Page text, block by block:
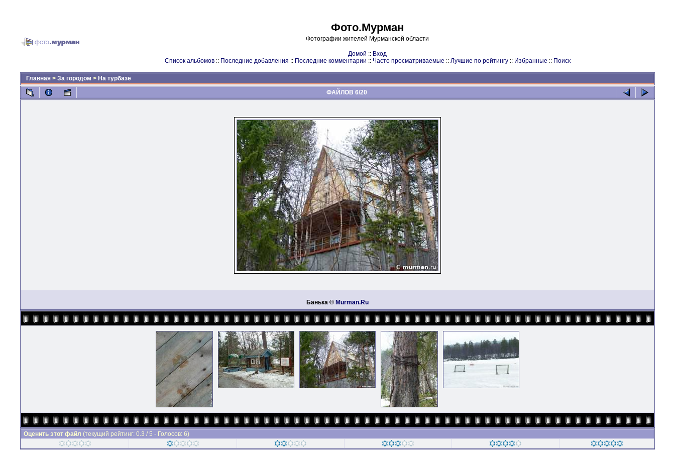
Фото.Мурман
Фотографии жителей Мурманской области
Домой :: Вход
Список альбомов:: Последние добавления :: Последние комментарии :: Часто просматриваемые :: Лучшие по рейтингу:: Избранные :: Поиск
Главная > За городом > На турбазе
ФАЙЛОВ 6/20
Банька © Murman.Ru
Оценить этот файл (текущий рейтинг: 0.3 / 5 - Голосов: 6)